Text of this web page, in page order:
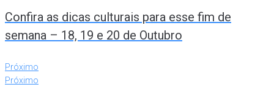
Confira as dicas culturais para esse fim de
semana – 18, 19 e 20 de Outubro
Próximo
Próximo